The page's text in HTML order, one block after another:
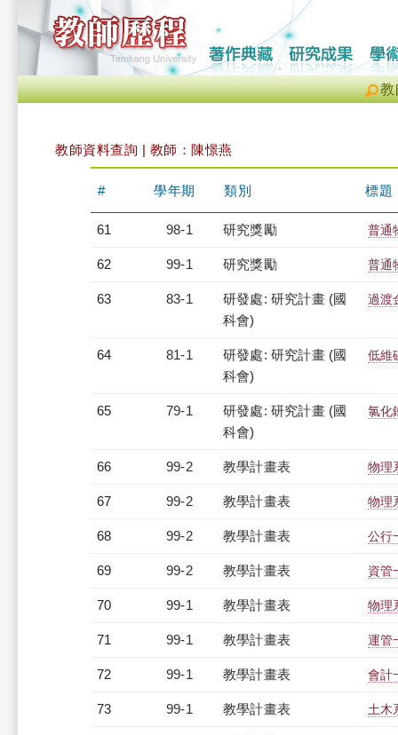
教
教師資料查詢 | 教師：陳憬燕
# 學年期 類別 標題
61 98-1 研究獎勵 普通
62 99-1 研究獎勵 普通
63 83-1
研發處: 研究計畫 (國
科會)
過渡
64 81-1
研發處: 研究計畫 (國
科會)
低維
65 79-1
研發處: 研究計畫 (國
科會)
氯化
66 99-2 教學計畫表 物理
67 99-2 教學計畫表 物理
68 99-2 教學計畫表 公行
69 99-2 教學計畫表 資管
70 99-1 教學計畫表 物理
71 99-1 教學計畫表 運管
72 99-1 教學計畫表 會計
73 99-1 教學計畫表 土木